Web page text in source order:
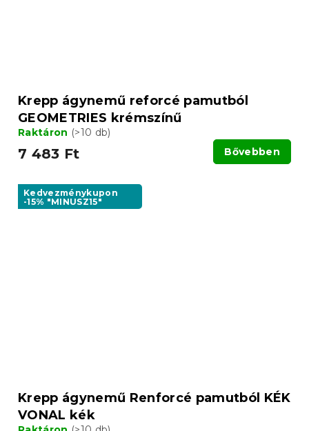
Krepp ágynemű reforcé pamutból
GEOMETRIES krémszínű
Raktáron (>10 db)
7 483 Ft Bővebben
Kedvezménykupon
-15% "MINUSZ15"
Krepp ágynemű Renforcé pamutból KÉK
VONAL kék